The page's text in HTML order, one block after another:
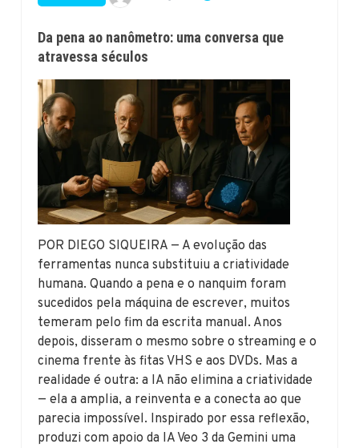
Da pena ao nanômetro: uma conversa que
atravessa séculos
POR DIEGO SIQUEIRA — A evolução das
ferramentas nunca substituiu a criatividade
humana. Quando a pena e o nanquim foram
sucedidos pela máquina de escrever, muitos
temeram pelo fim da escrita manual. Anos
depois, disseram o mesmo sobre o streaming e o
cinema frente às fitas VHS e aos DVDs. Mas a
realidade é outra: a IA não elimina a criatividade
— ela a amplia, a reinventa e a conecta ao que
parecia impossível. Inspirado por essa reflexão,
produzi com apoio da IA Veo 3 da Gemini uma